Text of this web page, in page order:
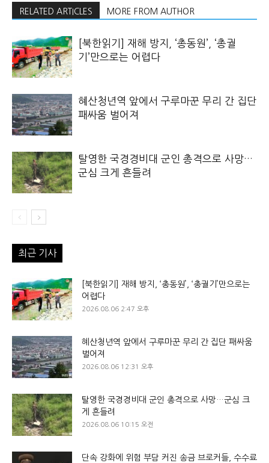
RELATED ARTICLES MORE FROM AUTHOR
[북한읽기] 재해 방지, ‘총동원’, ‘총궐
기’만으로는 어렵다
혜산청년역 앞에서 구루마꾼 무리 간 집단
패싸움 벌어져
탈영한 국경경비대 군인 총격으로 사망…
군심 크게 흔들려
최근 기사
[북한읽기] 재해 방지, ‘총동원’, ‘총궐기’만으로는
어렵다
2026.08.06 2:47 오후
혜산청년역 앞에서 구루마꾼 무리 간 집단 패싸움
벌어져
2026.08.06 12:31 오후
탈영한 국경경비대 군인 총격으로 사망…군심 크
게 흔들려
2026.08.06 10:15 오전
단속 강화에 위험 부담 커진 송금 브로커들, 수수료